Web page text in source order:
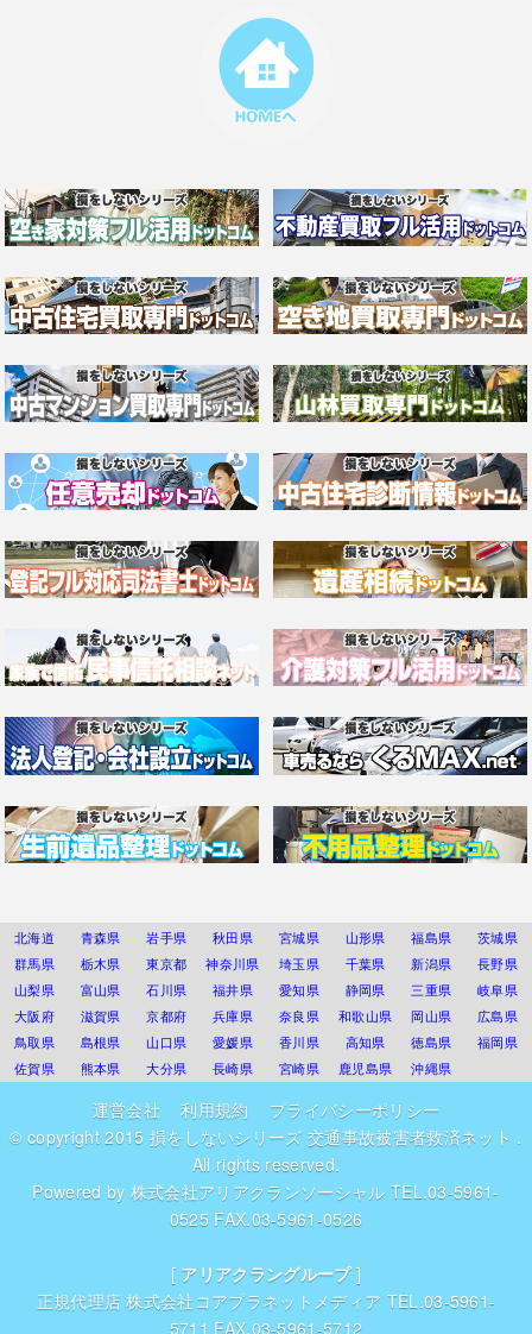
北海道 青森県 岩手県 秋田県 宮城県 山形県 福島県
茨城県
群馬県
栃木県 東京都 神奈川県 埼玉県 千葉県 新潟県
長野県
山梨県
富山県 石川県 福井県 愛知県 静岡県 三重県
岐阜県
大阪府
滋賀県 京都府 兵庫県 奈良県 和歌山県 岡山県
広島県
鳥取県
島根県 山口県 愛媛県 香川県 高知県 徳島県
福岡県
佐賀県
熊本県 大分県 長崎県 宮崎県 鹿児島県 沖縄県
運営会社 利用規約
プライバシーポリシー
© copyright 2015 損をしないシリーズ 交通事故被害者救済ネット .
All rights reserved.
Powered by 株式会社アリアクランソーシャル TEL.03-5961-
0525 FAX.03-5961-0526
[ アリアクラングループ]
正規代理店株式会社コアプラネットメディア TEL.03-5961-
5711 FAX.03-5961-5712